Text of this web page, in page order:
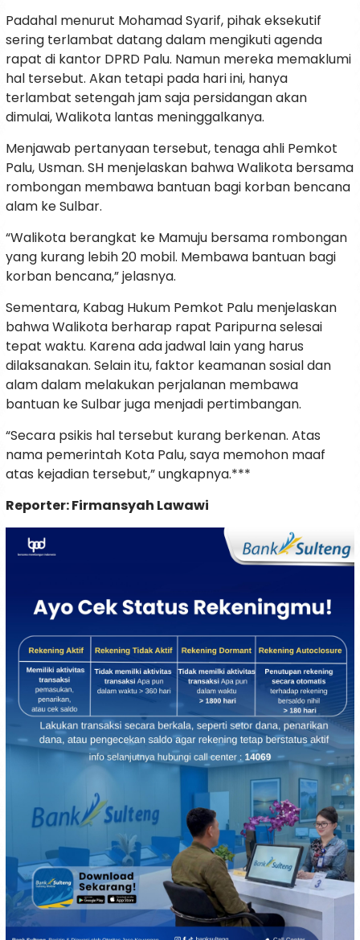
Padahal menurut Mohamad Syarif, pihak eksekutif
sering terlambat datang dalam mengikuti agenda
rapat di kantor DPRD Palu. Namun mereka memaklumi
hal tersebut. Akan tetapi pada hari ini, hanya
terlambat setengah jam saja persidangan akan
dimulai, Walikota lantas meninggalkanya.
Menjawab pertanyaan tersebut, tenaga ahli Pemkot
Palu, Usman. SH menjelaskan bahwa Walikota bersama
rombongan membawa bantuan bagi korban bencana
alam ke Sulbar.
“Walikota berangkat ke Mamuju bersama rombongan
yang kurang lebih 20 mobil. Membawa bantuan bagi
korban bencana,” jelasnya.
Sementara, Kabag Hukum Pemkot Palu menjelaskan
bahwa Walikota berharap rapat Paripurna selesai
tepat waktu. Karena ada jadwal lain yang harus
dilaksanakan. Selain itu, faktor keamanan sosial dan
alam dalam melakukan perjalanan membawa
bantuan ke Sulbar juga menjadi pertimbangan.
“Secara psikis hal tersebut kurang berkenan. Atas
nama pemerintah Kota Palu, saya memohon maaf
atas kejadian tersebut,” ungkapnya.***
Reporter: Firmansyah Lawawi